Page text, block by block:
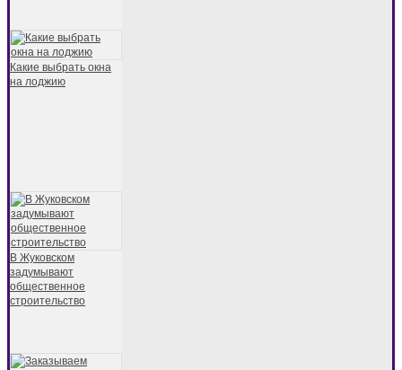
Какие выбрать окна
на лоджию
В Жуковском
задумывают
общественное
строительство